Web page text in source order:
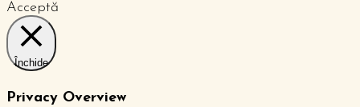
Acceptă
Închide
Privacy Overview